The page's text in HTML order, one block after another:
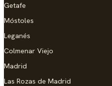
Getafe
Móstoles
Leganés
Colmenar Viejo
Madrid
Las Rozas de Madrid